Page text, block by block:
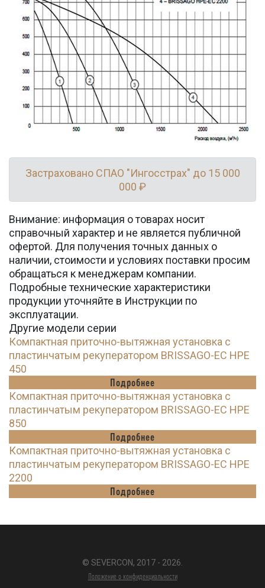
Застраховано СПАО "Ингосстрах" до 15 000
000 ₽
Внимание: информация о товарах носит
справочный характер и не является публичной
офертой. Для получения точных данных о
наличии, стоимости и условиях поставки просим
обращаться к менеджерам компании.
Подробные технические характеристики
продукции уточняйте в Инструкции по
эксплуатации.
Другие модели серии
Компактная приточно-вытяжная установка с
пластинчатым рекуператором BRISSAGO-EC HPE
450
Подробнее
Компактная приточно-вытяжная установка с
пластинчатым рекуператором BRISSAGO-EC HPE
850
Подробнее
Компактная приточно-вытяжная установка с
пластинчатым рекуператором BRISSAGO-EC HPE
2200
Подробнее
© SEVERCON, 2017 - 2026.
Положение о конфиденциальности